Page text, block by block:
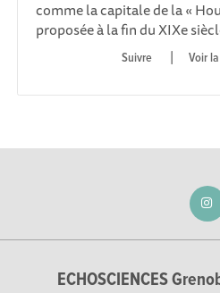
comme la capitale de la «
proposée à la fin du XIXe
|
Voir
ECHOSCIENCES